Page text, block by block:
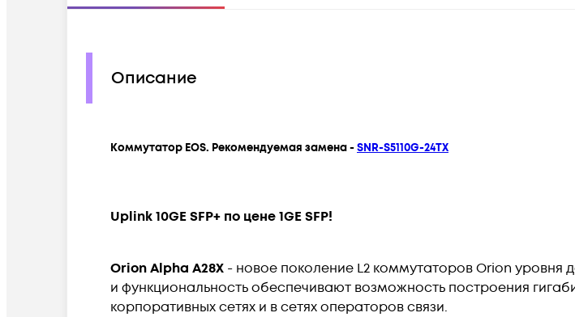
Описание
Коммутатор EOS. Рекомендуемая замена -SNR-S5110G-24TX
Uplink 10GE SFP+ по цене 1GE SFP!
Orion Alpha A28X - новое поколение L2 коммутаторов Orion уровня
и функциональность обеспечивают возможность построения
корпоративных сетях и в сетях операторов связи.